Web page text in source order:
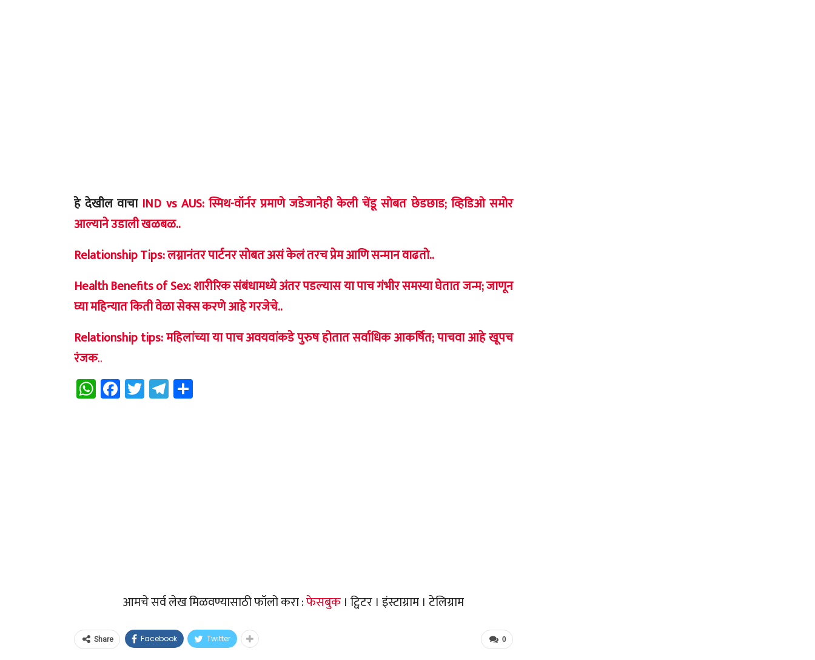
हे देखील वाचा IND vs AUS: स्मिथ-वॉर्नर प्रमाणे जडेजानेही केली चेंडू सोबत छेडछाड; व्हिडिओ समोर
आल्याने उडाली खळबळ..
Relationship Tips: लग्नानंतर पार्टनर सोबत असं केलं तरच प्रेम आणि सन्मान वाढतो..
Health Benefits of Sex: शारीरिक संबंधामध्ये अंतर पडल्यास या पाच गंभीर समस्या घेतात जन्म; जाणून
घ्या महिन्यात किती वेळा सेक्स करणे आहे गरजेचे..
Relationship tips: महिलांच्या या पाच अवयवांकडे पुरुष होतात सर्वाधिक आकर्षित; पाचवा आहे खूपच
रंजक..
WhatsApp
Facebook
TwitterTelegram
आमचे सर्व लेख मिळवण्यासाठी फॉलो करा :फेसबुक । ट्विटर । इंस्टाग्राम । टेलिग्राम
0
Share Facebook Twitter